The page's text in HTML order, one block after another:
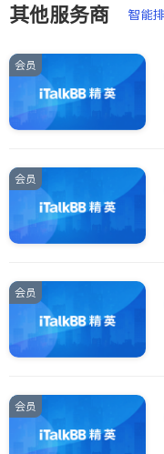
建筑装修North
Brampton
Kitchener
Stouffville
Waterloo
Oshawa
Pickering
Port Perry
其他服务商 智能
会员
会员
会员
会员